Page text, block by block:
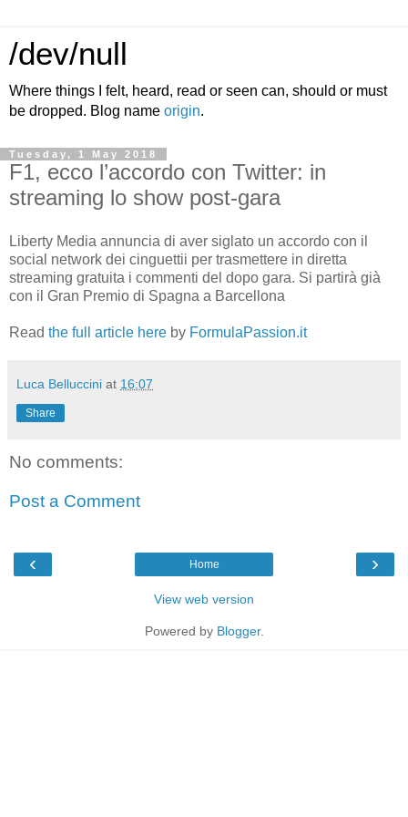
/dev/null
Where things I felt, heard, read or seen can, should or must
be dropped. Blog name origin.
Tuesday, 1 May 2018
F1, ecco l’accordo con Twitter: in
streaming lo show post-gara
Liberty Media annuncia di aver siglato un accordo con il
social network dei cinguettii per trasmettere in diretta
streaming gratuita i commenti del dopo gara. Si partirà già
con il Gran Premio di Spagna a Barcellona
Read the full article here by FormulaPassion.it
Luca Belluccini at 16:07
Share
No comments:
Post a Comment
‹ ›
Home
View web version
Powered by Blogger.